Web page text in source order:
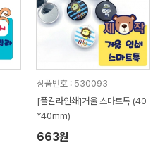
상품번호 : 530093
[풀칼라인쇄]거울 스마트톡 (40
*40mm)
663원